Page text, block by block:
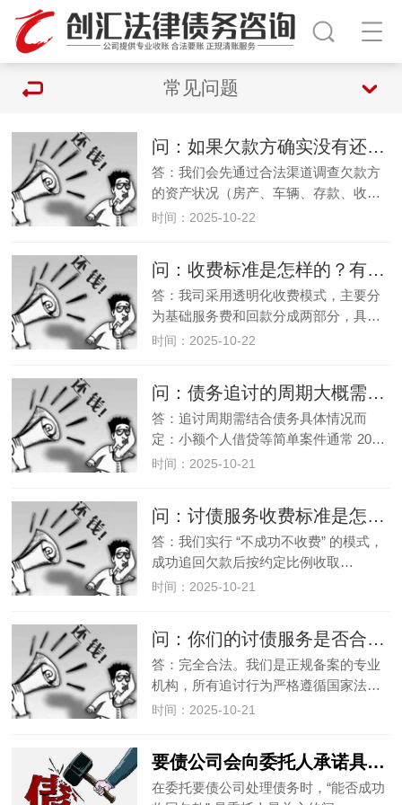
常见问题
问：如果欠款方确实没有还款能力，该怎么办？
答：我们会先通过合法渠道调查欠款方
的资产状况（房产、车辆、存款、收…
时间：2025-10-22
问：收费标准是怎样的？有没有隐形消费？
答：我司采用透明化收费模式，主要分
为基础服务费和回款分成两部分，具…
时间：2025-10-22
问：债务追讨的周期大概需要多久？
答：追讨周期需结合债务具体情况而
定：小额个人借贷等简单案件通常 20…
时间：2025-10-21
问：讨债服务收费标准是怎样的？
答：我们实行 “不成功不收费” 的模式，
成功追回欠款后按约定比例收取…
时间：2025-10-21
问：你们的讨债服务是否合法？
答：完全合法。我们是正规备案的专业
机构，所有追讨行为严格遵循国家法…
时间：2025-10-21
要债公司会向委托人承诺具体的催收成功率吗？可信吗？
在委托要债公司处理债务时，“能否成功